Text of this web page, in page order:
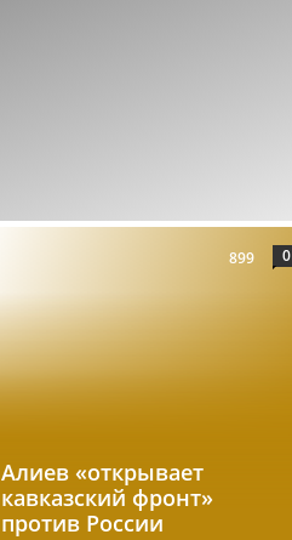
Алиев «открывает
кавказский фронт»
против России
899 0